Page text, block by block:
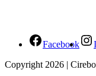
Facebook
Copyright 2026 |